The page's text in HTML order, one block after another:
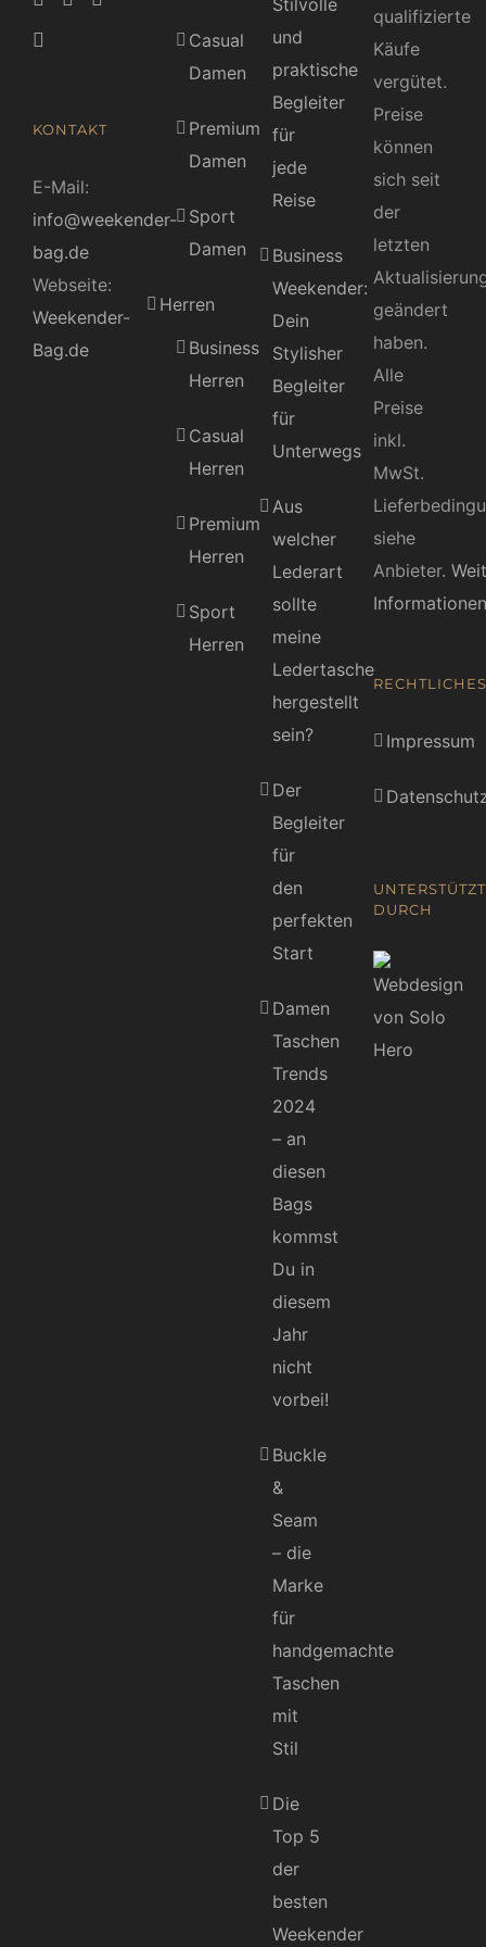
KONTAKT
E-Mail:
info@weekender-
bag.de
Webseite:
Weekender-
Bag.de
Casual
Damen
Premium
Damen
Sport
Damen
Herren
Business
Herren
Casual
Herren
Premium
Herren
Sport
Herren
Stilvolle
und
praktische
Begleiter
für
jede
Reise
Business
Weekender:
Dein
Stylisher
Begleiter
für
Unterwegs
Aus
welcher
Lederart
sollte
meine
Ledertasche
hergestellt
sein?
Der
Begleiter
für
den
perfekten
Start
Damen
Taschen
Trends
2024
– an
diesen
Bags
kommst
Du in
diesem
Jahr
nicht
vorbei!
Buckle
&
Seam
– die
Marke
für
handgemachte
Taschen
mit
Stil
Die
Top 5
der
besten
Weekender
qualifizierte
Käufe
vergütet.
Preise
können
sich seit
der
letzten
geändert
haben.
Alle
Preise
inkl.
MwSt.
siehe
Anbieter.
Informationen
RECHTLICHES
Impressum
UNTERSTÜTZT
DURCH